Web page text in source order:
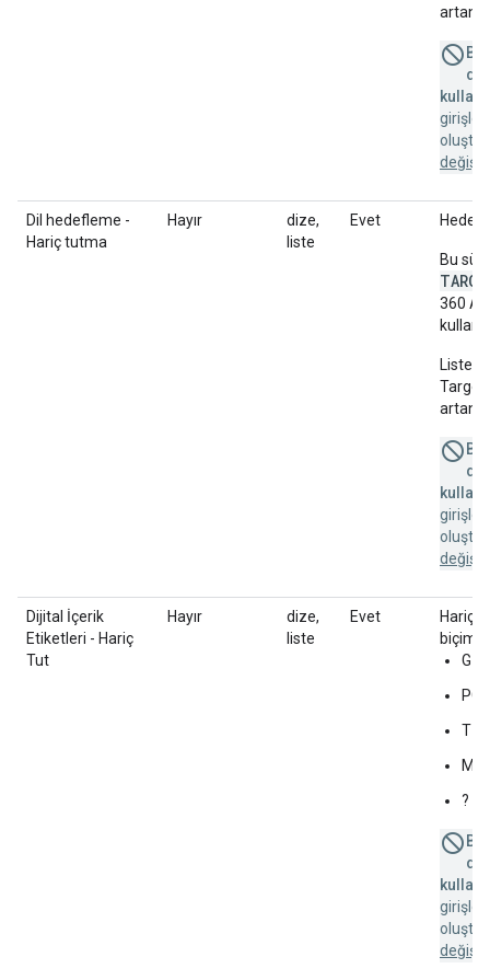
artan
girişler,
Dil hedefleme -
Hariç tutma
Hayır
dize,
liste
Evet
Bu
360
kullanır.
Liste
artan
girişler,
Dijital İçerik
Etiketleri - Hariç
Tut
Hayır
dize,
liste
Evet
Hariç
biçimi
G
PG
T
MA
?
girişler,